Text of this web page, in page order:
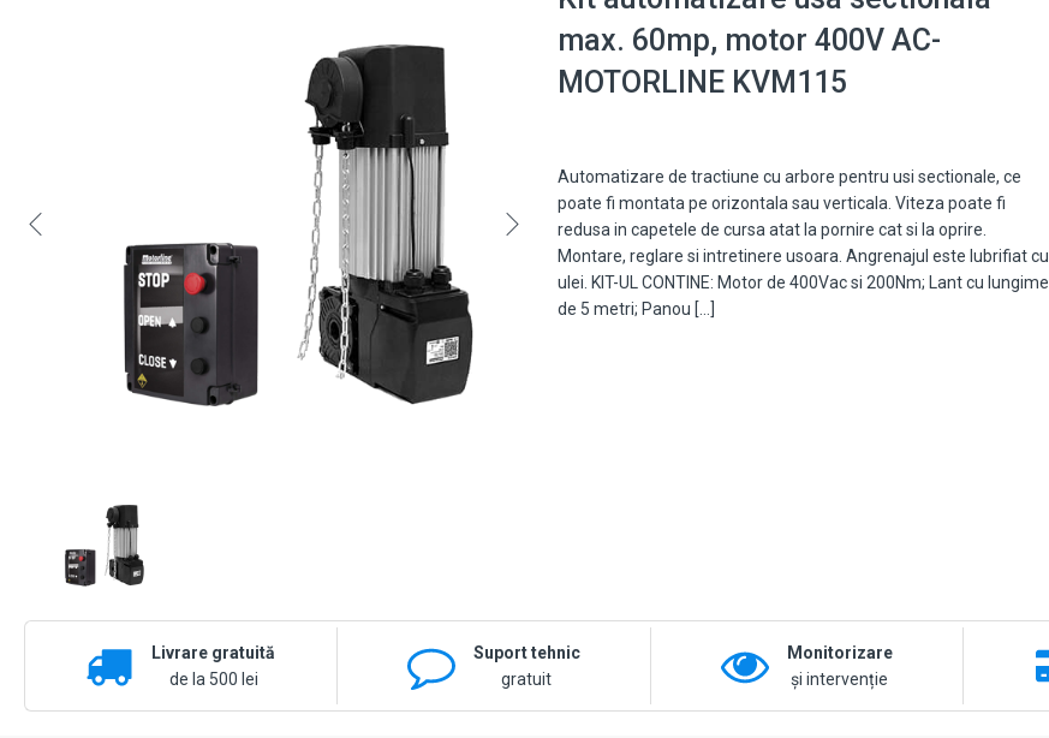
max. 60mp, motor 400V AC-
MOTORLINE KVM115
Automatizare de tractiune cu arbore pentru usi sectionale, ce
poate fi montata pe orizontala sau verticala. Viteza poate fi
redusa in capetele de cursa atat la pornire cat si la oprire.
Montare, reglare si intretinere usoara. Angrenajul este lubrifiat cu
ulei. KIT-UL CONTINE: Motor de 400Vac si 200Nm; Lant cu lungime
de 5 metri; Panou […]
Livrare gratuită
de la 500 lei
Suport tehnic
gratuit
Monitorizare
și intervenție